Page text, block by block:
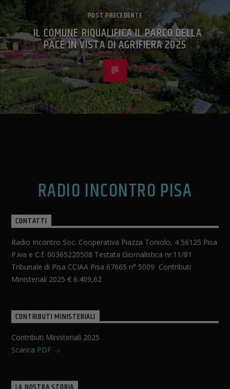
POST PRECEDENTE
IL COMUNE RIQUALIFICA IL PARCO DELLA
PACE IN VISTA DI AGRIFIERA 2025
RADIO INCONTRO PISA
CONTATTI
Radio Incontro Soc. Cooperativa Piazza Toniolo, 4 56125 Pisa
P.iva e C.f. 00365220508 Testata Giornalistica nr.11/81
Tribunale di Pisa CCIAA Pisa 67665 n° 5009 Contributi
Ministeriali 2025 € 6.409,62
CONTRIBUTI MINISTERIALI
Contributi Ministeriali 2025
Scarica PDF